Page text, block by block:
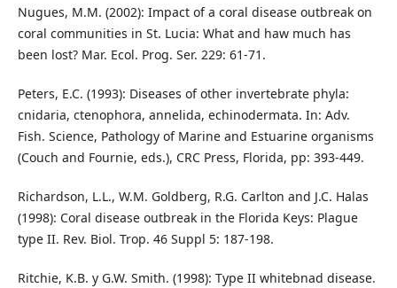
Nugues, M.M. (2002): Impact of a coral disease outbreak on
coral communities in St. Lucia: What and haw much has
been lost? Mar. Ecol. Prog. Ser. 229: 61-71.
Peters, E.C. (1993): Diseases of other invertebrate phyla:
cnidaria, ctenophora, annelida, echinodermata. In: Adv.
Fish. Science, Pathology of Marine and Estuarine organisms
(Couch and Fournie, eds.), CRC Press, Florida, pp: 393-449.
Richardson, L.L., W.M. Goldberg, R.G. Carlton and J.C. Halas
(1998): Coral disease outbreak in the Florida Keys: Plague
type II. Rev. Biol. Trop. 46 Suppl 5: 187-198.
Ritchie, K.B. y G.W. Smith. (1998): Type II whitebnad disease.